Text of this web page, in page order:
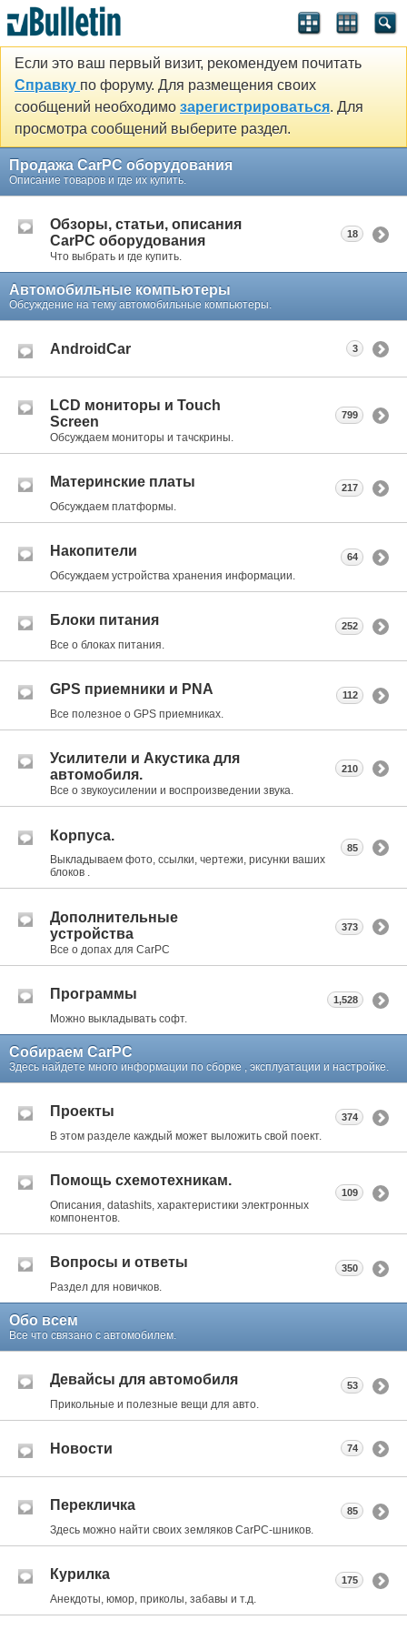
Если это ваш первый визит, рекомендуем почитать
Справку по форуму. Для размещения своих
сообщений необходимо зарегистрироваться. Для
просмотра сообщений выберите раздел.
Продажа CarPC оборудования
Описание товаров и где их купить.
Обзоры, статьи, описания
CarPC оборудования
Что выбрать и где купить.
18
Автомобильные компьютеры
Обсуждение на тему автомобильные компьютеры.
AndroidCar 3
LCD мониторы и Touch
Screen
Обсуждаем мониторы и тачскрины.
799
Материнские платы
Обсуждаем платформы.
217
Накопители
Обсуждаем устройства хранения информации.
64
Блоки питания
Все о блоках питания.
252
GPS приемники и PNA
Все полезное о GPS приемниках.
112
Усилители и Акустика для
автомобиля.
Все о звукоусилении и воспроизведении звука.
210
Корпуса.
Выкладываем фото, ссылки, чертежи, рисунки ваших
блоков .
85
Дополнительные
устройства
Все о допах для CarPC
373
Программы
Можно выкладывать софт.
1,528
Собираем CarPC
Здесь найдете много информации по сборке , эксплуатации и настройке.
Проекты
В этом разделе каждый может выложить свой поект.
374
Помощь схемотехникам.
Описания, datashits, характеристики электронных
компонентов.
109
Вопросы и ответы
Раздел для новичков.
350
Обо всем
Все что связано с автомобилем.
Девайсы для автомобиля
Прикольные и полезные вещи для авто.
53
Новости 74
Перекличка
Здесь можно найти своих земляков CarPC-шников.
85
Курилка
Анекдоты, юмор, приколы, забавы и т.д.
175